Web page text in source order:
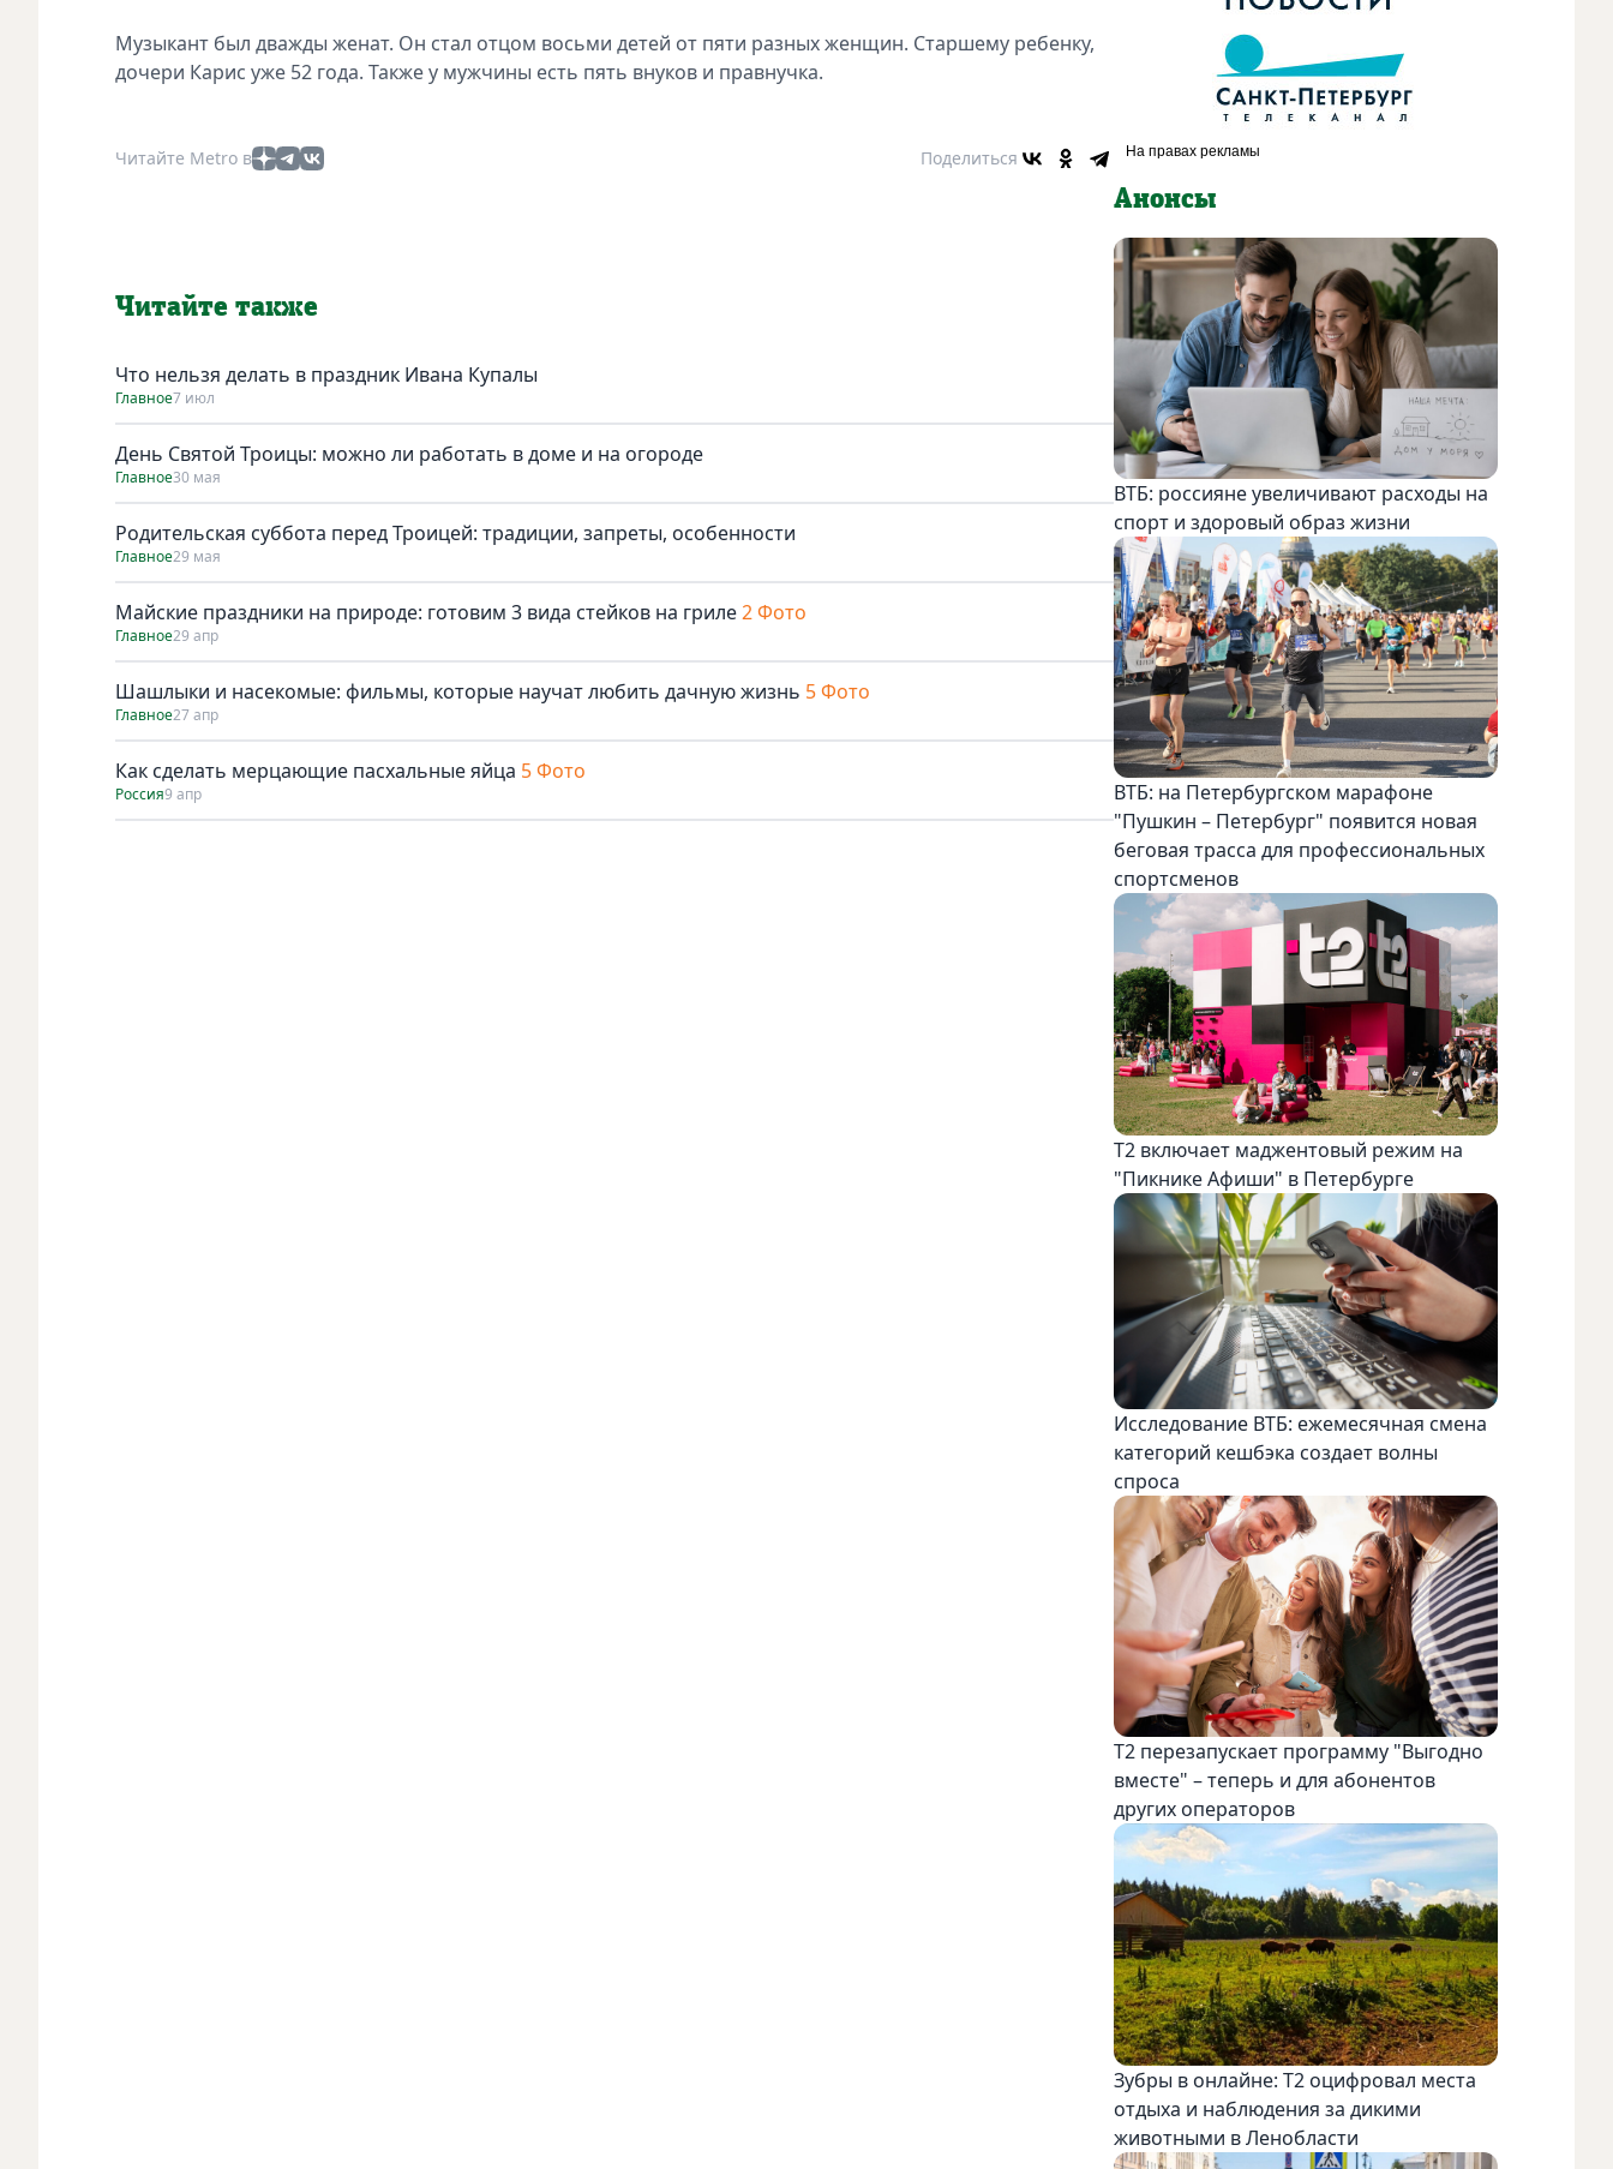
Музыкант был дважды женат. Он стал отцом восьми детей от пяти разных женщин. Старшему ребенку,
дочери Карис уже 52 года. Также у мужчины есть пять внуков и правнучка.
Читайте Metro в Поделиться
Читайте также
Что нельзя делать в праздник Ивана Купалы
Главное7 июл
День Святой Троицы: можно ли работать в доме и на огороде
Главное30 мая
Родительская суббота перед Троицей: традиции, запреты, особенности
Главное29 мая
Майские праздники на природе: готовим 3 вида стейков на гриле2 Фото
Главное29 апр
Шашлыки и насекомые: фильмы, которые научат любить дачную жизнь 5 Фото
Главное27 апр
Как сделать мерцающие пасхальные яйца 5 Фото
Россия9 апр
Анонсы
ВТБ: россияне увеличивают расходы на
спорт и здоровый образ жизни
ВТБ: на Петербургском марафоне
"Пушкин – Петербург" появится новая
беговая трасса для профессиональных
спортсменов
Т2 включает маджентовый режим на
"Пикнике Афиши" в Петербурге
Исследование ВТБ: ежемесячная смена
категорий кешбэка создает волны
спроса
Т2 перезапускает программу "Выгодно
вместе" – теперь и для абонентов
других операторов
Зубры в онлайне: Т2 оцифровал места
отдыха и наблюдения за дикими
животными в Ленобласти